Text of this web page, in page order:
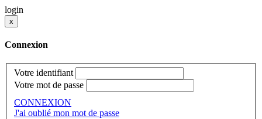
login
x
Connexion
Votre identifiant
Votre mot de passe
CONNEXION
J'ai oublié mon mot de passe